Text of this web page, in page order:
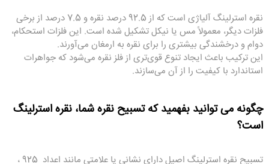
نقره استرلینگ آلیاژی است که از 92.5 درصد نقره و 7.5 درصد از برخی
فلزات دیگر، معمولاً مس یا نیکل تشکیل شده است. این فلزات استحکام،
دوام و درخشندگی بیشتری را برای نقره به ارمغان می‌آورند.
این ترکیب باعث ایجاد تنوع قوی‌تری از فلز نقره می‌شود که جواهرات
استاندارد با کیفیت را از آن می‌سازند.
چگونه می توانید بفهمید که تسبیح نقره شما، نقره استرلینگ
است؟
تسبیح نقره استرلینگ اصیل دارای نشانی یا علامتی مانند اعداد 925 ،